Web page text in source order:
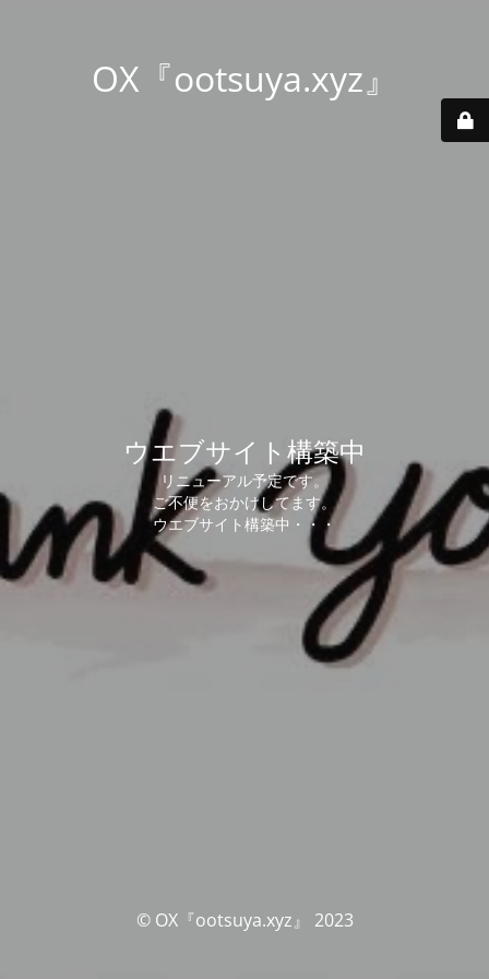
OX『ootsuya.xyz』
ウエブサイト構築中
リニューアル予定です。
ご不便をおかけしてます。
ウエブサイト構築中・・・
© OX『ootsuya.xyz』 2023